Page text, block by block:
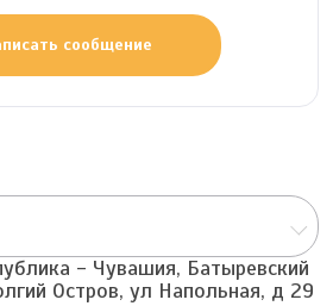
сообщение
- Чувашия, Батыревский
Остров, ул Напольная, д 29